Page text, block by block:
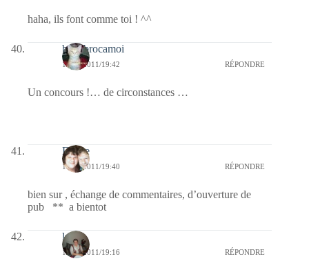
haha, ils font comme toi ! ^^
bricabrocamoi
12/04/2011/19:42 RÉPONDRE
Un concours !… de circonstances …
Eliane
12/04/2011/19:40 RÉPONDRE
bien sur , échange de commentaires, d’ouverture de
pub ** a bientot
lucia
12/04/2011/19:16 RÉPONDRE